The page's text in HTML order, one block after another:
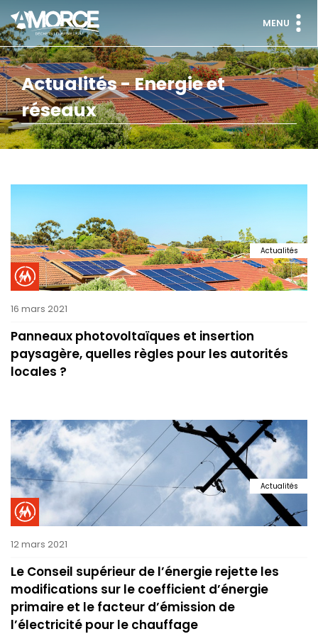
MENU
Actualités - Energie et
réseaux
Actualités
16 mars 2021
Panneaux photovoltaïques et insertion
paysagère, quelles règles pour les autorités
locales ?
Actualités
12 mars 2021
Le Conseil supérieur de l’énergie rejette les
modifications sur le coefficient d’énergie
primaire et le facteur d’émission de
l’électricité pour le chauffage